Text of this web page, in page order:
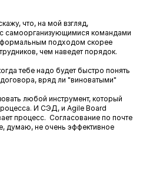
что, на мой взгляд,
самоорганизующимися командами
подходом скорее
чем наведет порядок.
тебе надо будет быстро понять
вряд ли "виноватыми"
любой инструмент, который
И СЭД, и Agile Board
процесс. Согласование по почте
думаю, не очень эффективное